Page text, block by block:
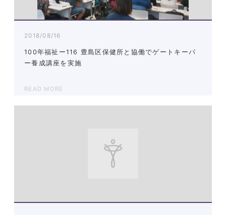
2018/08/16
100年福祉ー116 豊島区保健所と協働でゲートキーパ
ー養成講座を実施
READ MORE